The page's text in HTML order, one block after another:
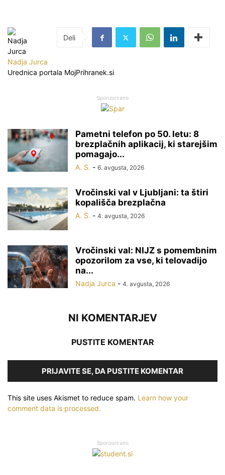
Nadja Jurca
Urednica portala MojPrihranek.si
Sponzorirano
Pametni telefon po 50. letu: 8
brezplačnih aplikacij, ki starejšim
pomagajo...
A. S. - 6. avgusta, 2026
Vročinski val v Ljubljani: ta štiri
kopališča brezplačna
A. S. - 4. avgusta, 2026
Vročinski val: NIJZ s pomembnim
opozorilom za vse, ki telovadijo
na...
Nadja Jurca - 4. avgusta, 2026
NI KOMENTARJEV
PUSTITE KOMENTAR
PRIJAVITE SE, DA PUSTITE KOMENTAR
This site uses Akismet to reduce spam. Learn how your
comment data is processed.
Sponzorirano